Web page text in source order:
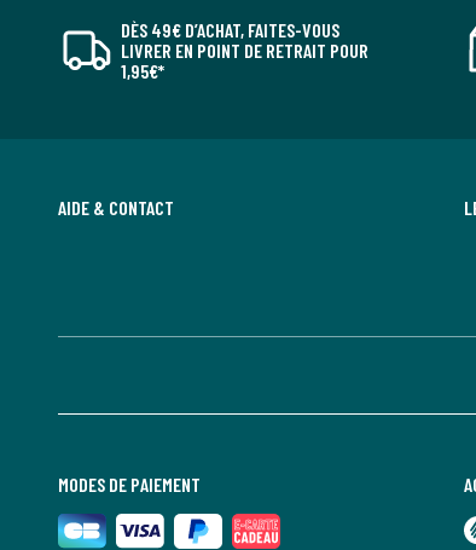
DÈS 49€ D’ACHAT, FAITES-VOUS
LIVRER EN POINT DE RETRAIT POUR
1,95€*
AIDE & CONTACT
MODES DE PAIEMENT